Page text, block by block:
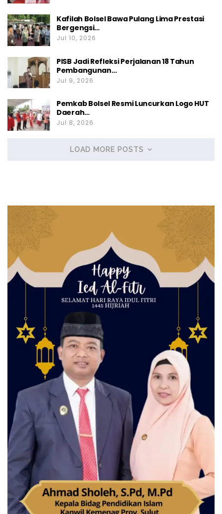
Kafilah Bolsel Bawa Pulang Lima Prestasi
Bergengsi…
Jul 10, 2026
PISB Jadi Refleksi Perjalanan 18 Tahun
Pembangunan…
Jul 9, 2026
Pemkab Bolsel Resmi Luncurkan Logo HUT
Daerah…
Jul 8, 2026
LOAD MORE POSTS